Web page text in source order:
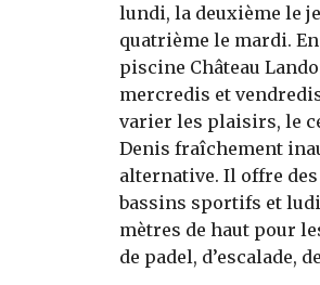
lundi, la deuxième le
quatrième le mardi.
piscine Château
mercredis et
varier les plaisirs, le
Denis fraîchement
alternative. Il offre
bassins sportifs et
mètres de haut pour
de padel, d’escalade,